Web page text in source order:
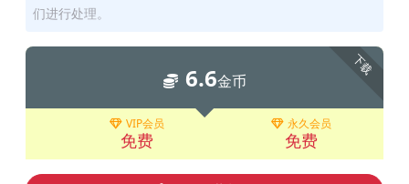
们进行处理。
下载
6.6金币
VIP会员
免费
永久会员
免费